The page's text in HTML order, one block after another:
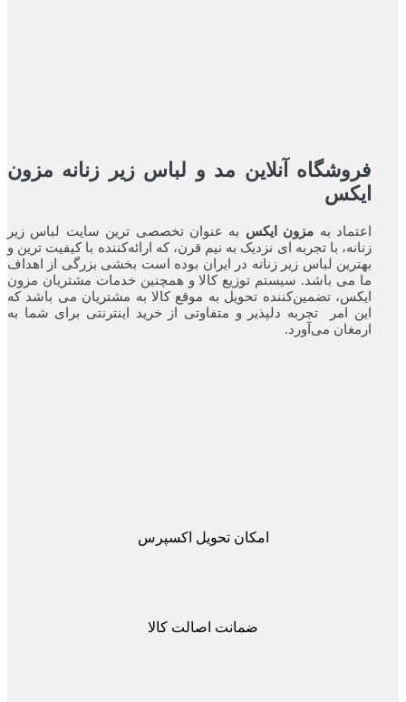
فروشگاه آنلاین مد و لباس زیر زنانه مزون
ایکس
اعتماد بهمزون ایکس به عنوان تخصصی ترین سایت لباس زیر
زنانه، با تجربه ای نزدیک به نیم قرن، که ارائه‌کننده با کیفیت ترین و
بهترین لباس زیر زنانه در ایران بوده ‌است بخشی بزرگی از اهداف
ما می باشد. سیستم توزیع کالا و همچنین خدمات مشتریان مزون
ایکس، تضمین‌کننده‌ تحویل به موقع کالا به مشتریان می باشد که
این امر تجربه‌ دلپذیر و متفاوتی از خرید اینترنتی برای شما به
ارمغان می‌آورد.
امکان تحویل اکسپرس
ضمانت اصالت کالا